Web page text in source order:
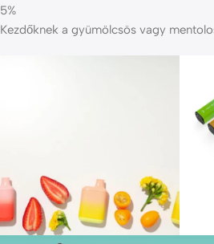
5%
Kezdőknek a gyümölcsös vagy